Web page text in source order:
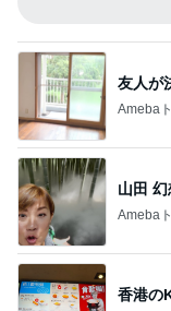
友人が
Ameba
山田
Ameba
香港の